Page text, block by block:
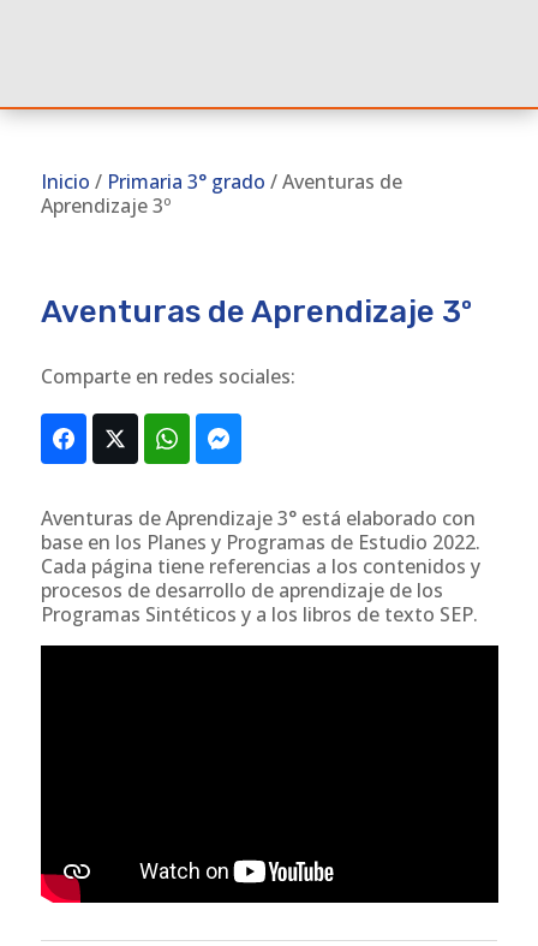
Inicio / Primaria 3° grado / Aventuras de
Aprendizaje 3º
Aventuras de Aprendizaje 3º
Comparte en redes sociales:
Aventuras de Aprendizaje 3° está elaborado con
base en los Planes y Programas de Estudio 2022.
Cada página tiene referencias a los contenidos y
procesos de desarrollo de aprendizaje de los
Programas Sintéticos y a los libros de texto SEP.